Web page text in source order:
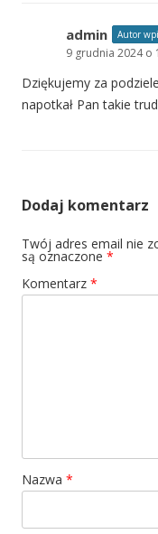
admin Autor
9 grudnia 2024 o
Dziękujemy za
napotkał Pan takie
Dodaj komentarz
Twój adres email nie
są oznaczone *
Komentarz *
Nazwa *